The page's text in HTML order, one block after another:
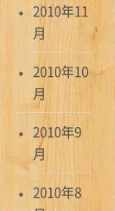
2010年11
月
2010年10
月
2010年9
月
2010年8